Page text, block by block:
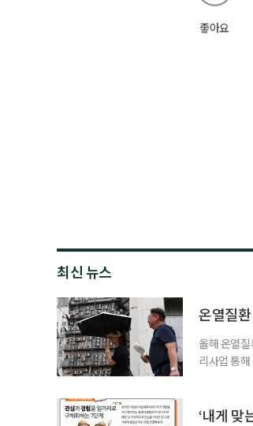
좋아요
최신 뉴스
온열질
올해 온열
리사업 통
고령층은
‘내게 맞